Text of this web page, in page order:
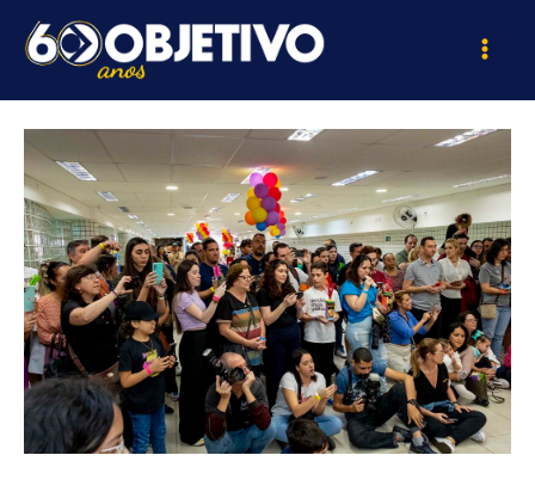
para